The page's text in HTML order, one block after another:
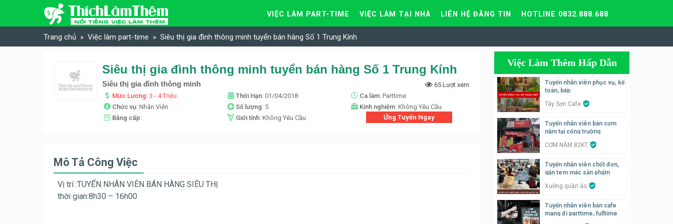
Skip to content
VIỆC LÀM PART-TIME VIỆC LÀM TẠI NHÀ LIÊN HỆ ĐĂNG TIN HOTLINE 0832.888.688
Trang chủ Việc làm part-time Siêu thị gia đình thông minh tuyển bán hàng Số 1 Trung Kính
Siêu thị gia đình thông minh tuyển bán hàng Số 1 Trung Kính
Siêu thị gia đình thông minh
65 Lượt xem
Mức Lương: 3 - 4 Triệu Thời Hạn: 01/04/2018 Ca làm: Parttime
Chức vụ: Nhân Viên Số lượng: 5 Kinh nghiệm: Không Yêu Cầu
Bằng cấp:
Giới tính: Không Yêu Cầu Ứng Tuyển Ngay
Mô Tả Công Việc
Vị trí :TUYỂN NHÂN VIÊN BÁN HÀNG SIÊU THỊ
thời gian:8h30 – 16h00
Việc Làm Thêm Hấp Dẫn
Tuyển nhân viên phục vụ, kế
toán, bếp
Tây Sơn Cafe
Tuyển nhân viên bán cơm
nắm tại cổng trường
CƠM NẮM 82KT
Tuyển nhân viên chốt đơn,
gắn tem mác sản phẩm
Xưởng quần áo
Tuyển nhân viên bán cafe
mang đi parttime, fulltime